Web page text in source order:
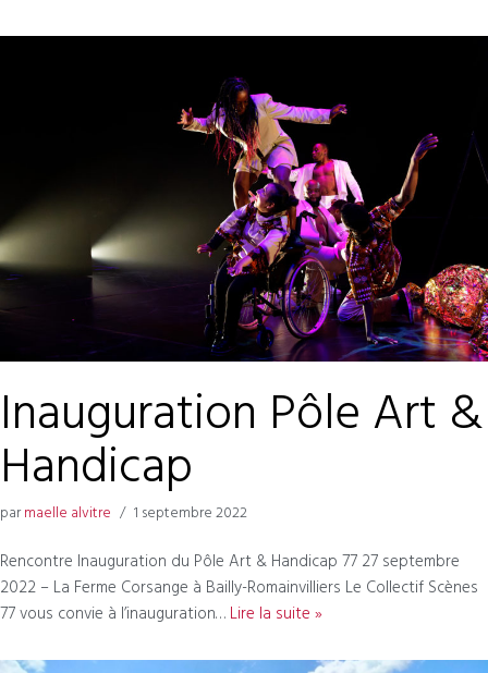
Inauguration Pôle Art &
Handicap
parmaelle alvitre 1 septembre 2022
Rencontre Inauguration du Pôle Art & Handicap 77 27 septembre
2022 – La Ferme Corsange à Bailly-Romainvilliers Le Collectif Scènes
77 vous convie à l’inauguration… Lire la suite »